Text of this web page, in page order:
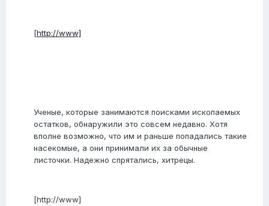
[http://www]
Ученые, которые занимаются поисками ископаемых
остатков, обнаружили это совсем недавно. Хотя
вполне возможно, что им и раньше попадались такие
насекомые, а они принимали их за обычные
листочки. Надежно спрятались, хитрецы.
[http://www]